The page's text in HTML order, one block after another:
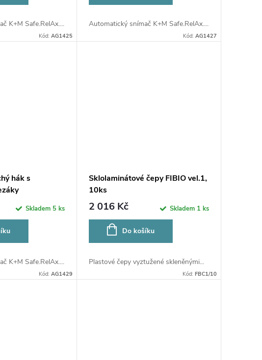
K+M Safe.RelAx....
Kód: AG1425
Automatický snímač K+M Safe.RelAx....
Kód: AG1427
hák s
Skladem 5 ks
K+M Safe.RelAx....
Kód: AG1429
Sklolaminátové čepy FIBIO vel.1,
10ks
2 016 Kč Skladem 1 ks
Do košíku
Plastové čepy vyztužené skleněnými...
Kód: FBC1/10